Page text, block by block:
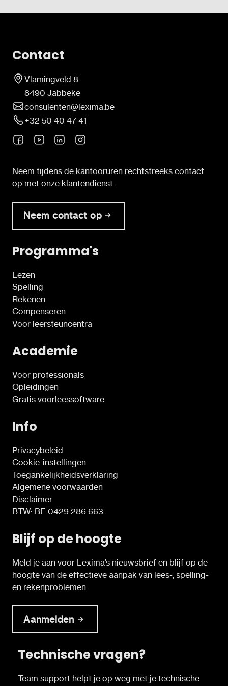
Contact
Vlamingveld 8
8490 Jabbeke
consulenten@lexima.be
+32 50 40 47 41
Neem tijdens de kantooruren rechtstreeks contact
op met onze klantendienst.
Neem contact op
Programma's
Lezen
Spelling
Rekenen
Compenseren
Voor leersteuncentra
Academie
Voor professionals
Opleidingen
Gratis voorleessoftware
Info
Privacybeleid
Cookie-instellingen
Toegankelijkheidsverklaring
Algemene voorwaarden
Disclaimer
BTW: BE 0429 286 663
Blijf op de hoogte
Meld je aan voor Lexima’s nieuwsbrief en blijf op de
hoogte van de effectieve aanpak van lees-, spelling-
en rekenproblemen.
Aanmelden
Technische vragen?
Team support helpt je op weg met je technische